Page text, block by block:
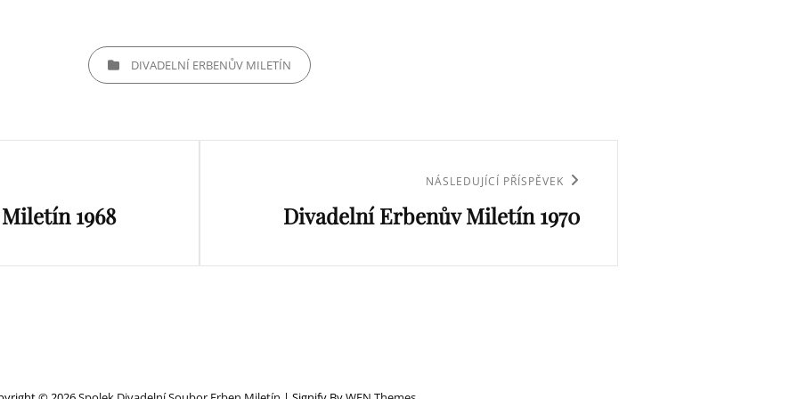
CATEGORIESDIVADELNÍ ERBENŮV MILETÍN
1968
NÁSLEDUJÍCÍ PŘÍSPĚVEK
Divadelní Erbenův Miletín 1970